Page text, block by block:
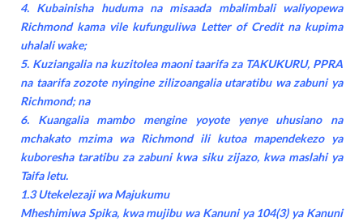
4. Kubainisha huduma na misaada mbalimbali waliyopewa
Richmond kama vile kufunguliwa Letter of Credit na kupima
uhalali wake;
5. Kuziangalia na kuzitolea maoni taarifa za TAKUKURU, PPRA
na taarifa zozote nyingine zilizoangalia utaratibu wa zabuni ya
Richmond; na
6. Kuangalia mambo mengine yoyote yenye uhusiano na
mchakato mzima wa Richmond ili kutoa mapendekezo ya
kuboresha taratibu za zabuni kwa siku zijazo, kwa maslahi ya
Taifa letu.
1.3 Utekelezaji wa Majukumu
Mheshimiwa Spika, kwa mujibu wa Kanuni ya 104(3) ya Kanuni